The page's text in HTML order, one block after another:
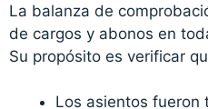
La balanza de
de cargos y abonos en
Su propósito es verificar
Los asientos fueron